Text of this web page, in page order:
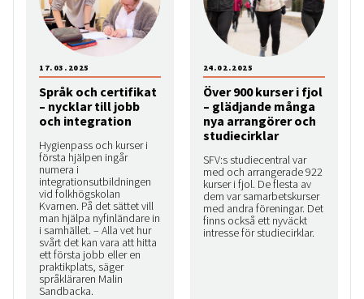
Språk och certifikat
– nycklar till jobb
och integration
Hygienpass och kurser i
första hjälpen ingår
numera i
integrationsutbildningen
vid folkhögskolan
Kvarnen. På det sättet vill
man hjälpa nyfinländare in
i samhället. – Alla vet hur
svårt det kan vara att hitta
ett första jobb eller en
praktikplats, säger
språkläraren Malin
Sandbacka.
17.03.2025
Över 900 kurser i fjol
– glädjande många
nya arrangörer och
studiecirklar
SFV:s studiecentral var
med och arrangerade 922
kurser i fjol. De flesta av
dem var samarbetskurser
med andra föreningar. Det
finns också ett nyväckt
intresse för studiecirklar.
24.02.2025